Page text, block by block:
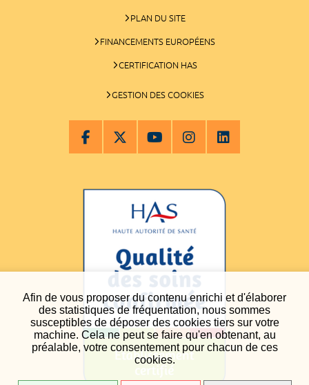
Afin de vous proposer du contenu enrichi et d'élaborer
des statistiques de fréquentation, nous sommes
susceptibles de déposer des cookies tiers sur votre
machine. Cela ne peut se faire qu'en obtenant, au
préalable, votre consentement pour chacun de ces
cookies.
PLAN DU SITE
FINANCEMENTS EUROPÉENS
CERTIFICATION HAS
GESTION DES COOKIES